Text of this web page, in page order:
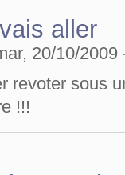
aller
20/10/2009
revoter sous
!!!